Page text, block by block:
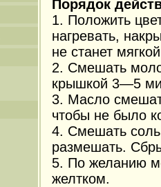
Порядок
1. Положить
нагревать,
не станет
2. Смешать
крышкой 3—5
3. Масло
чтобы не было
4. Смешать
размешать.
5. По желанию
желтком.